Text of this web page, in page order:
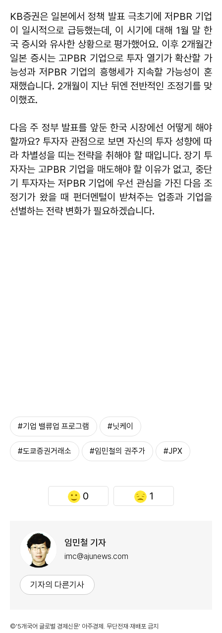
KB증권은 일본에서 정책 발표 극초기에 저PBR 기업
이 일시적으로 급등했는데, 이 시기에 대해 1월 말 한
국 증시와 유사한 상황으로 평가했어요. 이후 2개월간
일본 증시는 고PBR 기업으로 투자 열기가 확산할 가
능성과 저PBR 기업의 흥행세가 지속할 가능성이 혼
재했습니다. 2개월이 지난 뒤엔 전반적인 조정기를 맞
이했죠.
다음 주 정부 발표를 앞둔 한국 시장에선 어떻게 해야
할까요? 투자자 관점으로 보면 자신의 투자 성향에 따
라 차별성을 띠는 전략을 취해야 할 때입니다. 장기 투
자자는 고PBR 기업을 매도해야 할 이유가 없고, 중단
기 투자자는 저PBR 기업에 우선 관심을 가진 다음 조
정기가 왔을 때 펀더멘털이 받쳐주는 업종과 기업을
선별하는 전략 변화가 필요하겠습니다.
#기업 밸류업 프로그램 #닛케이
#도쿄증권거래소 #임민철의 권주가 #JPX
0 1
임민철 기자
imc@ajunews.com
기자의 다른기사
©'5개국어 글로벌 경제신문' 아주경제. 무단전재·재배포 금지